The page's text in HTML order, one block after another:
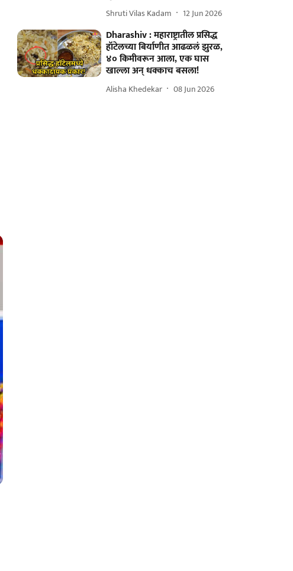
Shruti Vilas Kadam 12 Jun 2026
Dharashiv : महाराष्ट्रातील प्रसिद्ध
हॉटेलच्या बिर्याणीत आढळलं झुरळ,
४० किमीवरून आला, एक घास
खाल्ला अन् धक्काच बसला!
Alisha Khedekar 08 Jun 2026